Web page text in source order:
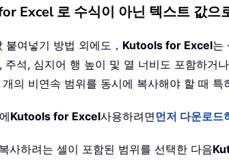
Excel 로 수식이 아닌 텍스트 값으
붙여넣기 방법 외에도， Kutools for Excel는
주석, 심지어 행 높이 및 열 너비도 포함하거
의 비연속 범위를 동시에 복사해야 할 때 특
Kutools for Excel사용하려면 먼저 다운로드
사하려는 셀이 포함된 범위를 선택한 다음